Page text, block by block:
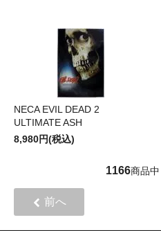
NECA EVIL DEAD 2
ULTIMATE ASH
8,980円(税込)
1166商品中
前へ